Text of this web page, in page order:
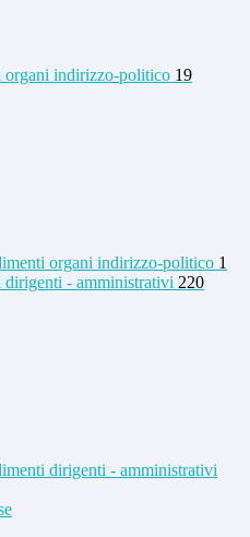
organi indirizzo-politico 19
organi indirizzo-politico 1
dirigenti - amministrativi 220
dirigenti - amministrativi